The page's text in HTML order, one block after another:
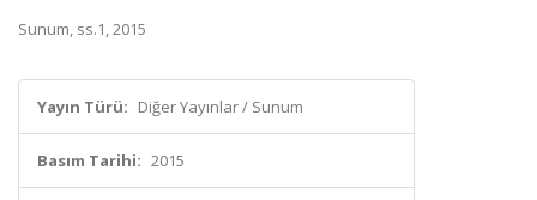
Sunum, ss.1, 2015
Yayın Türü: Diğer Yayınlar / Sunum
Basım Tarihi: 2015